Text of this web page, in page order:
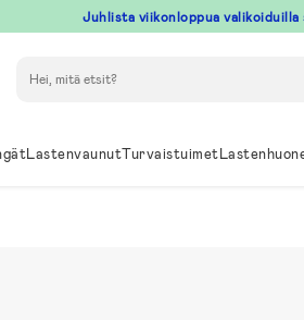
Juhlista viikonloppua
LastenvaunutTurvaistuimet